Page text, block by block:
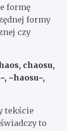
formę
formy
czy
, chaosu,
~haosu~,
tekście
to